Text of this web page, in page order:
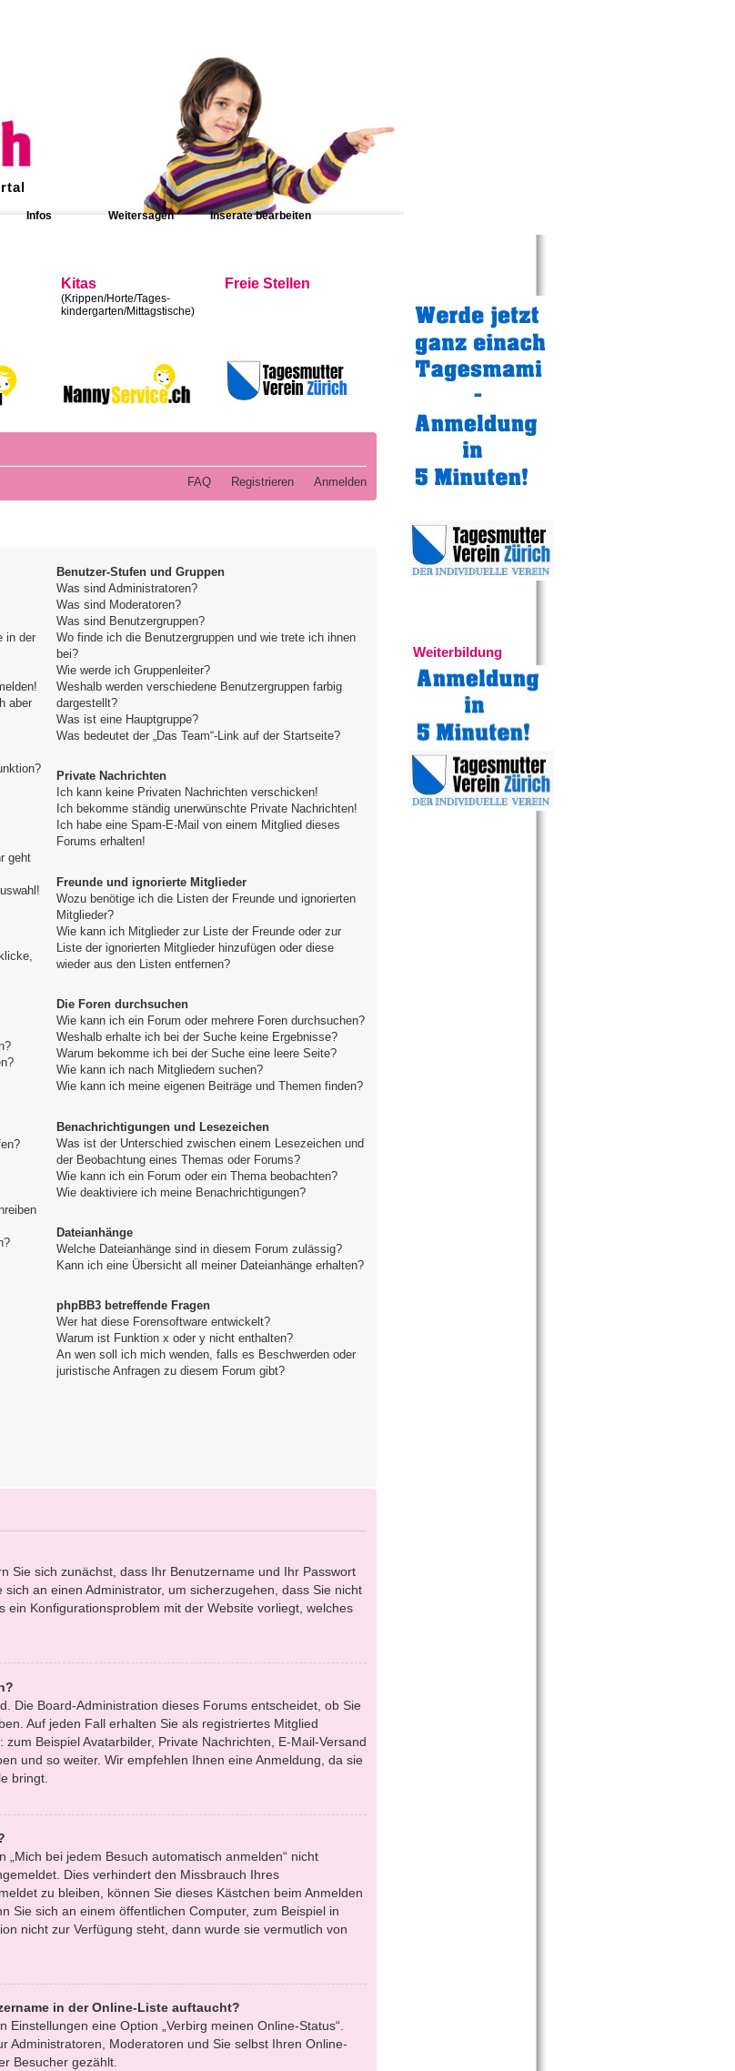
Infos Weitersagen Inserate bearbeiten
Kitas
(Krippen/Horte/Tages-
kindergarten/Mittagstische)
Freie Stellen
FAQ Registrieren Anmelden
in der
aber
geht
Benutzer-Stufen und Gruppen
Was sind Administratoren?
Was sind Moderatoren?
Was sind Benutzergruppen?
Wo finde ich die Benutzergruppen und wie trete ich ihnen
bei?
Wie werde ich Gruppenleiter?
Weshalb werden verschiedene Benutzergruppen farbig
dargestellt?
Was ist eine Hauptgruppe?
Was bedeutet der „Das Team“-Link auf der Startseite?
Private Nachrichten
Ich kann keine Privaten Nachrichten verschicken!
Ich bekomme ständig unerwünschte Private Nachrichten!
Ich habe eine Spam-E-Mail von einem Mitglied dieses
Forums erhalten!
Freunde und ignorierte Mitglieder
Wozu benötige ich die Listen der Freunde und ignorierten
Mitglieder?
Wie kann ich Mitglieder zur Liste der Freunde oder zur
Liste der ignorierten Mitglieder hinzufügen oder diese
wieder aus den Listen entfernen?
Die Foren durchsuchen
Wie kann ich ein Forum oder mehrere Foren durchsuchen?
Weshalb erhalte ich bei der Suche keine Ergebnisse?
Warum bekomme ich bei der Suche eine leere Seite?
Wie kann ich nach Mitgliedern suchen?
Wie kann ich meine eigenen Beiträge und Themen finden?
Benachrichtigungen und Lesezeichen
Was ist der Unterschied zwischen einem Lesezeichen und
der Beobachtung eines Themas oder Forums?
Wie kann ich ein Forum oder ein Thema beobachten?
Wie deaktiviere ich meine Benachrichtigungen?
Dateianhänge
Welche Dateianhänge sind in diesem Forum zulässig?
Kann ich eine Übersicht all meiner Dateianhänge erhalten?
phpBB3 betreffende Fragen
Wer hat diese Forensoftware entwickelt?
Warum ist Funktion x oder y nicht enthalten?
An wen soll ich mich wenden, falls es Beschwerden oder
juristische Anfragen zu diesem Forum gibt?
Sie sich zunächst, dass Ihr Benutzername und Ihr Passwort
an einen Administrator, um sicherzugehen, dass Sie nicht
ein Konfigurationsproblem mit der Website vorliegt, welches
Die Board-Administration dieses Forums entscheidet, ob Sie
Auf jeden Fall erhalten Sie als registriertes Mitglied
Beispiel Avatarbilder, Private Nachrichten, E-Mail-Versand
und so weiter. Wir empfehlen Ihnen eine Anmeldung, da sie
bringt.
bei jedem Besuch automatisch anmelden“ nicht
Dies verhindert den Missbrauch Ihres
zu bleiben, können Sie dieses Kästchen beim Anmelden
Sie sich an einem öffentlichen Computer, zum Beispiel in
nicht zur Verfügung steht, dann wurde sie vermutlich von
in der Online-Liste auftaucht?
eine Option „Verbirg meinen Online-Status“.
Administratoren, Moderatoren und Sie selbst Ihren Online-
Besucher gezählt.
Weiterbildung